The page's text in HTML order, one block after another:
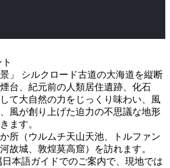
」 シルクロード古道の大海道を縦断
台、紀元前の人類居住遺跡、化石
て大自然の力をじっくり味わい、風
風が創り上げた迫力の不思議な地形
ます。
所（ウルムチ天山天池、トルファン
故城、敦煌莫高窟）を訪れます。
本語ガイドでのご案内で、現地では